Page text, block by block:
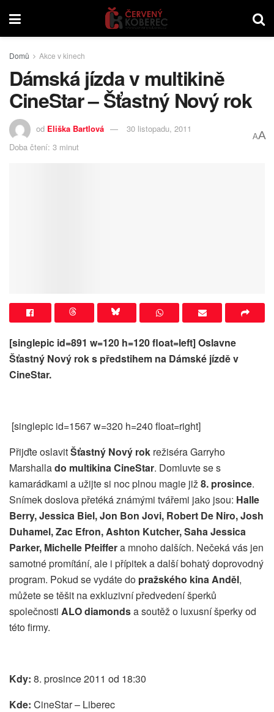
Domů Akce v kinech
Dámská jízda v multikině
CineStar – Šťastný Nový rok
od Eliška Bartlová
30 listopadu, 2011
Doba čtení: 3 minut
AA
[singlepic id=891 w=120 h=120 float=left] Oslavne
Šťastný Nový rok s předstihem na Dámské jízdě v
CineStar.
[singlepic id=1567 w=320 h=240 float=right]
Přijďte oslavitŠťastný Nový rok režiséra Garryho
Marshallado multikina CineStar. Domluvte se s
kamarádkami a užijte si noc plnou magie již8. prosince.
Snímek doslova přetéká známými tvářemi jako jsou: Halle
Berry, Jessica Biel, Jon Bon Jovi, Robert De Niro, Josh
Duhamel, Zac Efron, Ashton Kutcher, Saha Jessica
Parker, Michelle Pfeiffera mnoho dalších. Nečeká vás jen
samotné promítání, ale i přípitek a další bohatý doprovodný
program. Pokud se vydáte do pražského kina Anděl,
můžete se těšit na exkluzivní předvedení šperků
společnosti ALO diamondsa soutěž o luxusní šperky od
této firmy.
Kdy: 8. prosince 2011 od 18:30
Kde: CineStar – Liberec